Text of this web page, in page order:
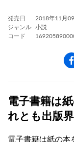
発売日
2018年11月09
ジャンル
小説
コード
電子書籍は
れとも出版
電子書籍は紙の本